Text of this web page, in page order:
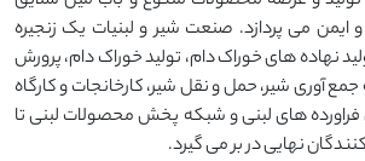
می پردازد. صنعت شیر و لبنیات یک زنجیره
نهاده های خوراک دام، تولید خوراک دام، پرورش
آوری شیر، حمل و نقل شیر، کارخانجات و کارگاه
های لبنی و شبکه پخش محصولات لبنی تا
نهایی در بر می گیرد.